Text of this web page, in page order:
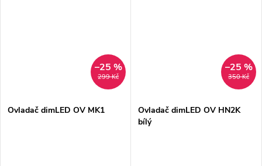
299 Kč
–25 %
Ovladač dimLED OV MK1
350 Kč
–25 %
Ovladač dimLED OV HN2K
bílý